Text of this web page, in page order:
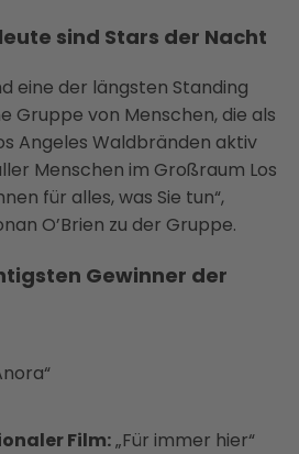
sind Stars der Nacht
eine der längsten Standing
Gruppe von Menschen, die als
Angeles Waldbränden aktiv
Menschen im Großraum Los
für alles, was Sie tun“,
O’Brien zu der Gruppe.
Gewinner der
Film:„Für immer hier“